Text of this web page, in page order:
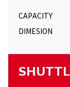
CAPACITY
DIMESION